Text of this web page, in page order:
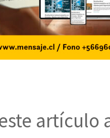
artículo